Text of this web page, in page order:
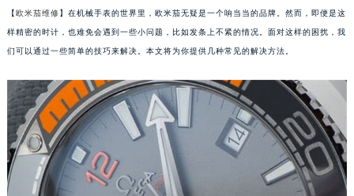
【欧米茄维修】在机械手表的世界里，欧米茄无疑是一个响当当的品牌。然而，即便是这
样精密的时计，也难免会遇到一些小问题，比如发条上不紧的情况。面对这样的困扰，我
们可以通过一些简单的技巧来解决。本文将为你提供几种常见的解决方法。